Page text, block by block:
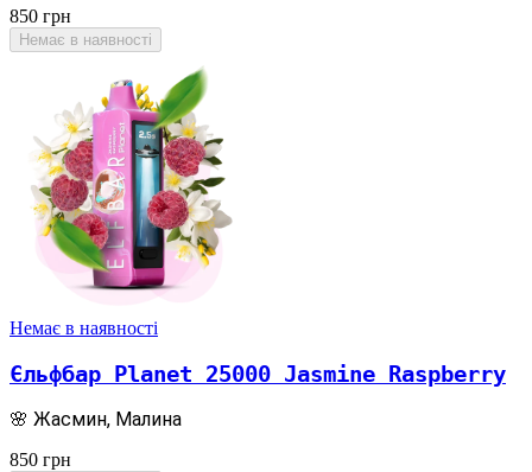
850 грн
Немає в наявності
Немає в наявності
Єльфбар Planet 25000 Jasmine Raspberry
🌸 Жасмин, Малина
850 грн